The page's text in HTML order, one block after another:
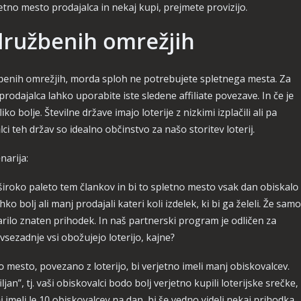
mesto prodajalca in nekaj kupi, prejmete provizijo.
omrežjih
omrežjih, morda sploh ne potrebujete spletnega mesta. Za
lahko uporabite iste sledene affiliate povezave. In če je
bolje. Številne države imajo loterije z nizkimi izplačili ali pa
teh držav so idealno občinstvo za našo storitev loterij.
paleto tem člankov in bi to spletno mesto vsak dan obiskalo
bolj ali manj prodajali kateri koli izdelek, ki bi ga želeli. Že samo
znaten prihodek. In naš partnerski program je odličen za
vsi obožujejo loterijo, kajne?
mesto, povezano z loterijo, bi verjetno imeli manj obiskovalcev.
tj. vaši obiskovalci bodo bolj verjetno kupili loterijske srečke,